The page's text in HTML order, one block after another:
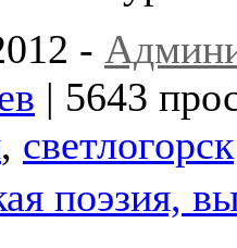
-
| 5643
, светлогорск
поэзия,